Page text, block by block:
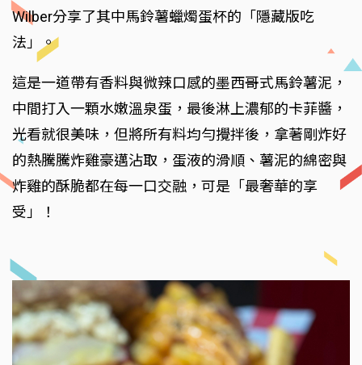
Wilber分享了其中馬鈴薯蠟燭蛋杯的「隱藏版吃
法」。
這是一道帶有香料與微辣口感的墨西哥式馬鈴薯泥，
中間打入一顆水嫩溫泉蛋，最後淋上濃郁的卡菲醬，
光看就很美味，但將所有料均勻攪拌後，拿著剛炸好
的熱騰騰炸雞豪邁沾取，蛋液的滑順、薯泥的綿密與
炸雞的酥脆都在每一口交融，可是「最奢華的享
受」！